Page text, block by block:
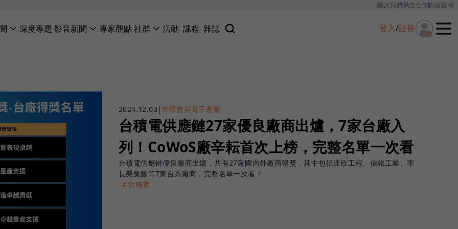
關於我們廣告合作內容授權
深度專題 影音新聞 專家觀點社群 活動 課程 雜誌 登入/註冊
2024.12.03 |半導體與電子產業
台積電供應鏈27家優良廠商出爐，7家台廠入
列！CoWoS廠辛耘首次上榜，完整名單一次看
台積電供應鏈優良廠商出爐，共有27家國內外廠商得獎，其中包括達欣工程、信銘工業、李
長榮集團等7家台系廠商，完整名單一次看！
＃台積電